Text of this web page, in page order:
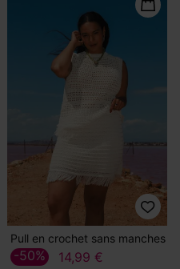
Pull en crochet sans manches
14,99 €
-50%